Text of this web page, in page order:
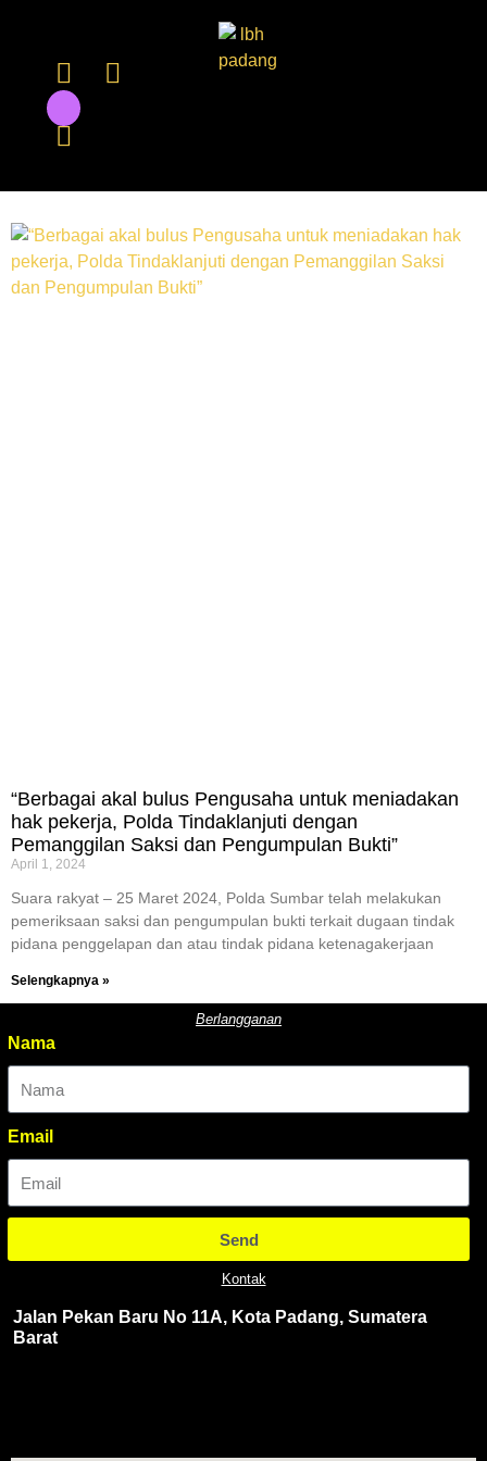
“Berbagai akal bulus Pengusaha untuk meniadakan
hak pekerja, Polda Tindaklanjuti dengan
Pemanggilan Saksi dan Pengumpulan Bukti”
April 1, 2024
Suara rakyat – 25 Maret 2024, Polda Sumbar telah melakukan
pemeriksaan saksi dan pengumpulan bukti terkait dugaan tindak
pidana penggelapan dan atau tindak pidana ketenagakerjaan
Selengkapnya »
Berlangganan
Nama
Email
Send
Kontak
Jalan Pekan Baru No 11A, Kota Padang, Sumatera
Barat